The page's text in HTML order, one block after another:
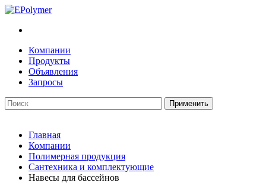
Компании
Продукты
Объявления
Запросы
Главная
Компании
Полимерная продукция
Сантехника и комплектующие
Навесы для бассейнов